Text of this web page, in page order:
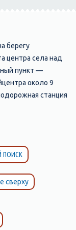
берегу
центра села над
пункт —
около 9
станция
—
селение было
год, в
числилось
ПОИСК
сверху